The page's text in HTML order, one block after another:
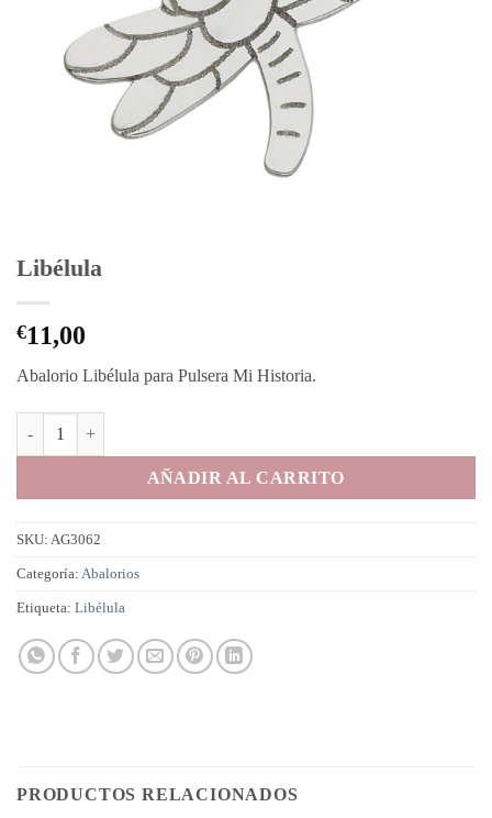
Libélula
€11,00
Abalorio Libélula para Pulsera Mi Historia.
AÑADIR AL CARRITO
SKU: AG3062
Categoría: Abalorios
Etiqueta: Libélula
PRODUCTOS RELACIONADOS